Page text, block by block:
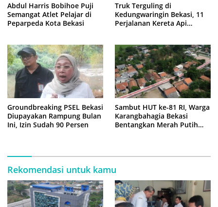
Abdul Harris Bobihoe Puji
Semangat Atlet Pelajar di
Peparpeda Kota Bekasi
Truk Terguling di
Kedungwaringin Bekasi, 11
Perjalanan Kereta Api
Groundbreaking PSEL Bekasi
Diupayakan Rampung Bulan
Ini, Izin Sudah 90 Persen
Sambut HUT ke-81 RI, Warga
Karangbahagia Bekasi
Bentangkan Merah Putih
Rekomendasi untuk kamu